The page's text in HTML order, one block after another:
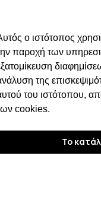
ο ιστότοπος
παροχή των
της
του ιστότοπου,
cookies.
Το